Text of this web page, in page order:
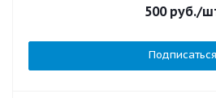
500руб./
Подписаться